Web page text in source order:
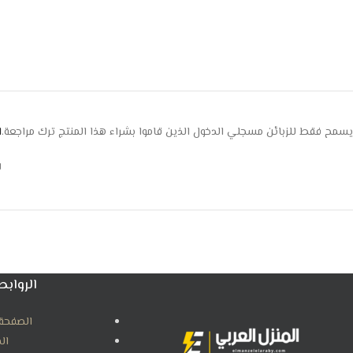
يسمح فقط للزبائن مسجلي الدخول الذين قاموا بشراء هذا المنتج ترك مراجعة.